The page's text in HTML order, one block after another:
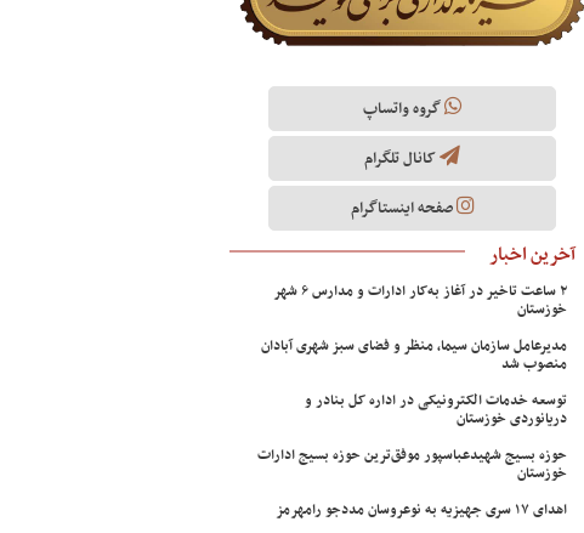
گروه واتساپ
کانال تلگرام
صفحه اینستاگرام
آخرین اخبار
۲ ساعت تاخیر در آغاز به‌کار ادارات و مدارس ۶ شهر
خوزستان
مدیرعامل سازمان سیما، منظر و فضای سبز شهری آبادان
منصوب شد
توسعه خدمات الکترونیکی در اداره کل بنادر و
دریانوردی خوزستان
حوزه بسیج شهیدعباسپور موفق‌ترین حوزه بسیج ادارات
خوزستان
اهدای ۱۷ سری جهیزیه به نوعروسان مددجو رامهرمز